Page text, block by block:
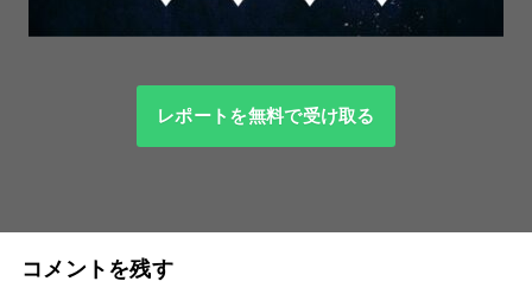
レポートを無料で受け取る
コメントを残す